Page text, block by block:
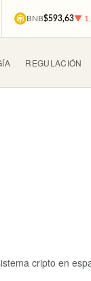
BNB$593,63▼
REGULACIÓN
cripto en